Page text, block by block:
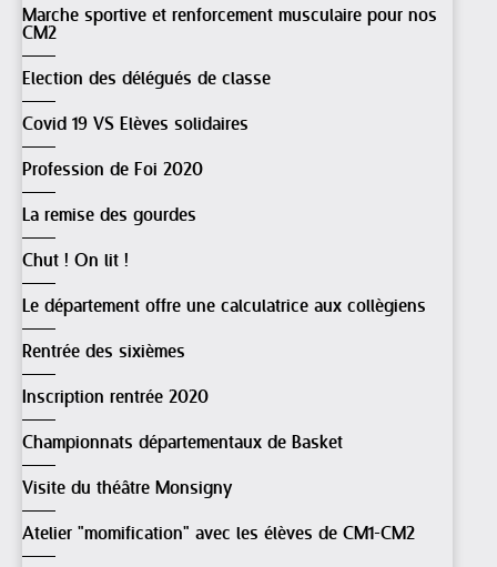
Marche sportive et renforcement musculaire pour nos
CM2
Election des délégués de classe
Covid 19 VS Elèves solidaires
Profession de Foi 2020
La remise des gourdes
Chut ! On lit !
Le département offre une calculatrice aux collègiens
Rentrée des sixièmes
Inscription rentrée 2020
Championnats départementaux de Basket
Visite du théâtre Monsigny
Atelier "momification" avec les élèves de CM1-CM2